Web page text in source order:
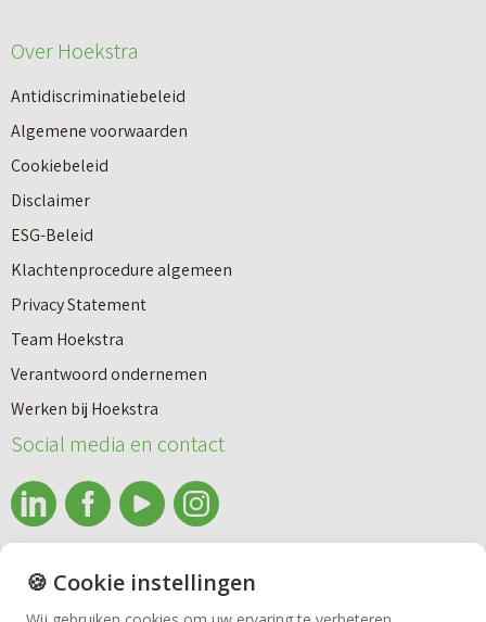
Nieuwbouw
Huren
Bedrijfsmakelaardij
n
n
a
a
r
e
e
n
n
i
e
u
o
w
e
u
Over Hoekstra
Antidiscriminatiebeleid
Algemene voorwaarden
Cookiebeleid
Disclaimer
ESG-Beleid
Klachtenprocedure algemeen
Privacy Statement
Team Hoekstra
Verantwoord ondernemen
Werken bij Hoekstra
Social media en contact
info@makelaardijhoekstra.nl
Alle contactgegevens
🍪 Cookie instellingen